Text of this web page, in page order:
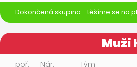
Dokončená skupina - těšíme se na
Muži
poř. Nár. Tým